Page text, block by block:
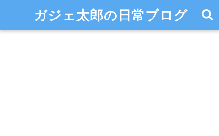
ガジェ太郎の日常ブログ